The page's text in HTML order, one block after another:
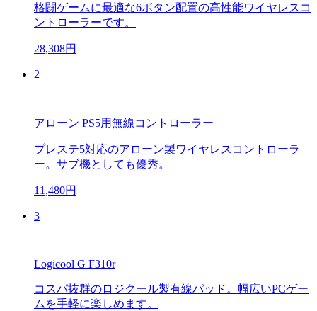
格闘ゲームに最適な6ボタン配置の高性能ワイヤレスコ
ントローラーです。
28,308円
2
アローン PS5用無線コントローラー
プレステ5対応のアローン製ワイヤレスコントローラ
ー。サブ機としても優秀。
11,480円
3
Logicool G F310r
コスパ抜群のロジクール製有線パッド。幅広いPCゲー
ムを手軽に楽しめます。